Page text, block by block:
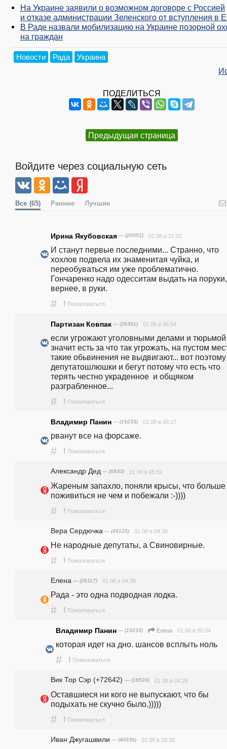
На Украине заявили о возможном договоре с Россией
и отказе администрации Зеленского от вступления в
В Раде назвали мобилизацию на Украине позорной
на граждан
Новости Рада Украина
ПОДЕЛИТЬСЯ
Предыдущая страница
Войдите через социальную сеть
Все (65) Ранние Лучшие
Ирина Якубовская — (20051) 01.08 в 21:01
И станут первые последними... Странно, что
хохлов подвела их знаменитая чуйка, и
переобуваться им уже проблематично.
Гончаренко надо одесситам выдать на поруки,
вернее, в руки.
# ! Пожаловаться
Партизан Ковпак — (26361) 01.08 в 06:54
если угрожают уголовными делами и тюрьмой
значит есть за что так угрожать, на пустом
такие обьвинения не выдвигают... вот поэтому
депутатошлюшки и бегут потому что есть что
терять честно украденное  и общяком
разграбленное...
# ! Пожаловаться
Владимир Панин — (19233) 01.08 в 06:17
рванут все на форсаже.
# ! Пожаловаться
Александр Дед — (6930) 01.08 в 05:52
Жареным запахло, поняли крысы, что больше
поживиться не чем и побежали :-))))
# ! Пожаловаться
Вера Сердючка — (49125) 01.08 в 04:39
Не народные депутаты, а Свиновирные.
# ! Пожаловаться
Елена — (26117) 01.08 в 04:38
Рада - это одна подводная лодка.
# ! Пожаловаться
Владимир Панин — (19233) Елена 01.08 в 05:34
которая идет на дно. шансов всплыть ноль
# ! Пожаловаться
Вик Тор Сэр (+72642) — (18524) 01.08 в 04:28
Оставшиеся ни кого не выпускают, что бы
подыхать не скучно было.)))))
# ! Пожаловаться
Иван Джугашвили — (40336) 01.08 в 03:30